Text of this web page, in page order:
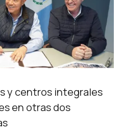
y centros integrales
en otras dos